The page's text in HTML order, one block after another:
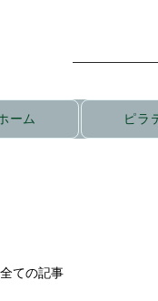
ーム ピラ
全ての記事